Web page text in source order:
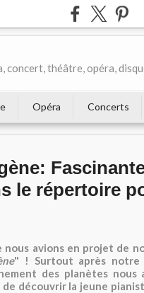
concert, théâtre, opéra,
Opéra Concerts
le répertoire
nous avions en projet de
" ! Surtout après notre
des planètes
découvrir la jeune